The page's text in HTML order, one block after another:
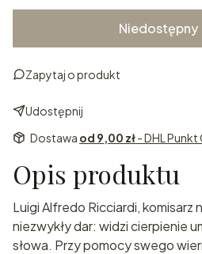
Niedostępny
Zapytaj o produkt
Udostępnij
Dostawa od 9,00 zł- DHL
Opis produktu
Luigi Alfredo Ricciardi, komisarz
niezwykły dar: widzi cierpienie
słowa. Przy pomocy swego